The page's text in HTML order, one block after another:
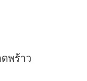
พร้าว